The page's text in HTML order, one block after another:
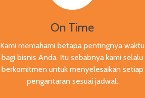
On Time
Kami memahami betapa pentingnya waktu
bagi bisnis Anda. Itu sebabnya kami selalu
berkomitmen untuk menyelesaikan setiap
pengantaran sesuai jadwal.